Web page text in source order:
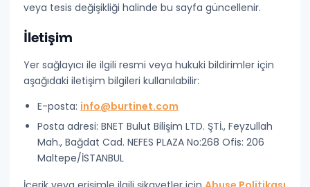
veya tesis değişikliği halinde bu sayfa güncellenir.
İletişim
Yer sağlayıcı ile ilgili resmi veya hukuki bildirimler için
aşağıdaki iletişim bilgileri kullanılabilir:
E-posta: info@burtinet.com
Posta adresi: BNET Bulut Bilişim LTD. ŞTİ., Feyzullah
Mah., Bağdat Cad. NEFES PLAZA No:268 Ofis: 206
Maltepe/İSTANBUL